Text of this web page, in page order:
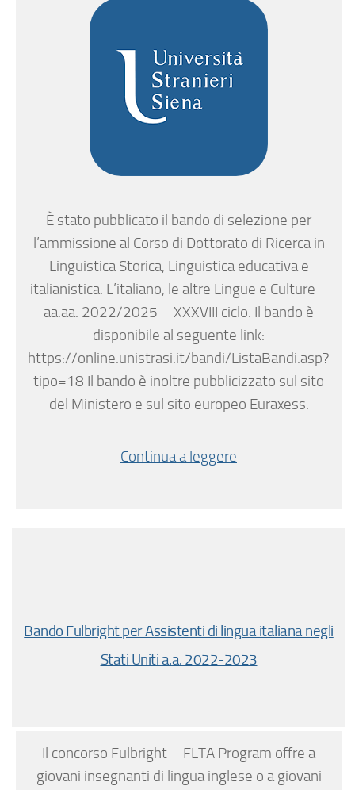
È stato pubblicato il bando di selezione per
l’ammissione al Corso di Dottorato di Ricerca in
Linguistica Storica, Linguistica educativa e
italianistica. L’italiano, le altre Lingue e Culture –
aa.aa. 2022/2025 – XXXVIII ciclo. Il bando è
disponibile al seguente link:
https://online.unistrasi.it/bandi/ListaBandi.asp?
tipo=18 Il bando è inoltre pubblicizzato sul sito
del Ministero e sul sito europeo Euraxess.
Continua a leggere
Bando Fulbright per Assistenti di lingua italiana negli
Stati Uniti a.a. 2022-2023
Il concorso Fulbright – FLTA Program offre a
giovani insegnanti di lingua inglese o a giovani